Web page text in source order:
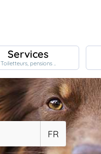
Services
Toiletteurs, pensions ..
FR